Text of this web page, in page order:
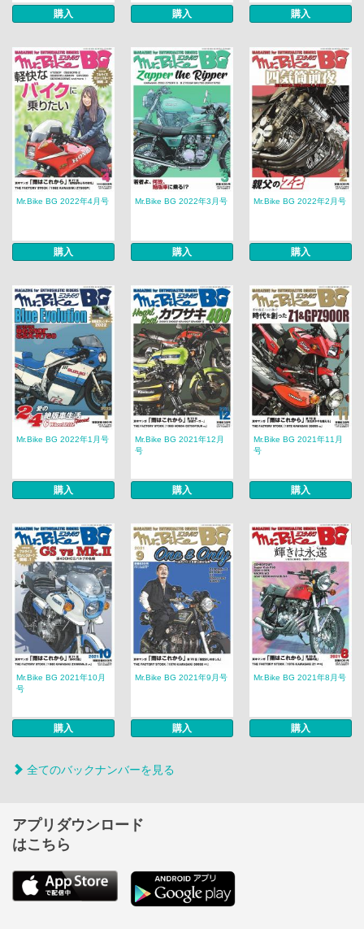
購入 購入 購入
Mr.Bike BG 2022年4月号
購入
Mr.Bike BG 2022年3月号
購入
Mr.Bike BG 2022年2月号
購入
Mr.Bike BG 2022年1月号
購入
Mr.Bike BG 2021年12月
号
購入
Mr.Bike BG 2021年11月
号
購入
Mr.Bike BG 2021年10月
号
購入
Mr.Bike BG 2021年9月号
購入
Mr.Bike BG 2021年8月号
購入
全てのバックナンバーを見る
アプリダウンロード
はこちら